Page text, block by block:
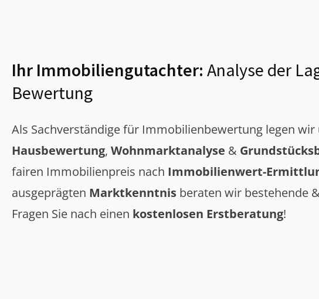
Ihr Immobiliengutachter: Analyse der
Bewertung
Als Sachverständige für Immobilienbewertung legen
Hausbewertung, Wohnmarktanalyse &
fairen Immobilienpreis nach Immobilienwert-
ausgeprägten Marktkenntnis beraten wir bestehende
Fragen Sie nach einen kostenlosen Erstberatung!